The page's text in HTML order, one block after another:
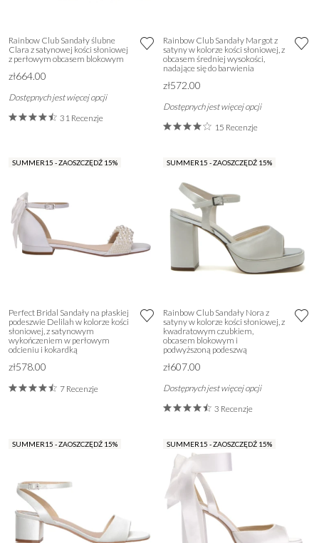
Rainbow Club Sandały ślubne
Clara z satynowej kości słoniowej
z perłowym obcasem blokowym
zł664.00
Dostępnych jest więcej opcji
31 Recenzje
Rainbow Club Sandały Margot z
satyny w kolorze kości słoniowej, z
obcasem średniej wysokości,
nadające się do barwienia
zł572.00
Dostępnych jest więcej opcji
15 Recenzje
SUMMER15 - ZAOSZCZĘDŹ 15%
Perfect Bridal Sandały na płaskiej
podeszwie Delilah w kolorze kości
słoniowej, z satynowym
wykończeniem w perłowym
odcieniu i kokardką
zł578.00
7 Recenzje
SUMMER15 - ZAOSZCZĘDŹ 15%
Rainbow Club Sandały Nora z
satyny w kolorze kości słoniowej, z
kwadratowym czubkiem,
obcasem blokowym i
podwyższoną podeszwą
zł607.00
Dostępnych jest więcej opcji
3 Recenzje
SUMMER15 - ZAOSZCZĘDŹ 15% SUMMER15 - ZAOSZCZĘDŹ 15%